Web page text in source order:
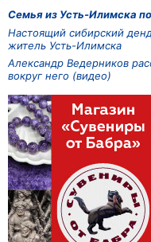
Семья из Усть-Илимска
Настоящий сибирский
житель Усть-Илимска
Александр Ведерников
вокруг него (видео)